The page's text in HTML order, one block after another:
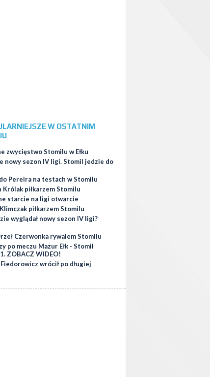
W OSTATNIM
zwycięstwo Stomilu w Ełku
nowy sezon IV ligi. Stomil jedzie do
Pereira na testach w Stomilu
Królak piłkarzem Stomilu
starcie na ligi otwarcie
piłkarzem Stomilu
wyglądał nowy sezon IV ligi?
Czerwonka rywalem Stomilu
po meczu Mazur Ełk - Stomil
ZOBACZ WIDEO!
wrócił po długiej